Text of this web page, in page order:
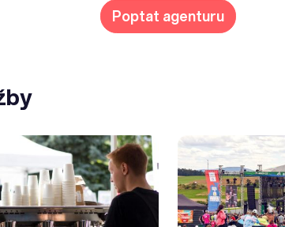
Poptat agenturu